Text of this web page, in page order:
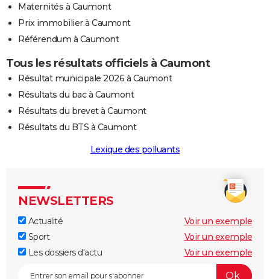
Maternités à Caumont
Prix immobilier à Caumont
Référendum à Caumont
Tous les résultats officiels à Caumont
Résultat municipale 2026 à Caumont
Résultats du bac à Caumont
Résultats du brevet à Caumont
Résultats du BTS à Caumont
Lexique des polluants
NEWSLETTERS
Actualité
Voir un exemple
Sport
Voir un exemple
Les dossiers d'actu
Voir un exemple